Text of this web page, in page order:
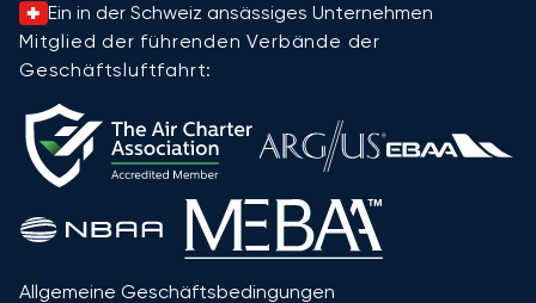
Ein in der Schweiz ansässiges Unternehmen
Mitglied der führenden Verbände der
Geschäftsluftfahrt:
Allgemeine Geschäftsbedingungen